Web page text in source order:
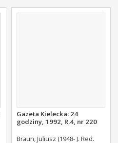
Gazeta Kielecka: 24
godziny, 1992, R.4, nr 220
Braun, Juliusz (1948- ). Red.